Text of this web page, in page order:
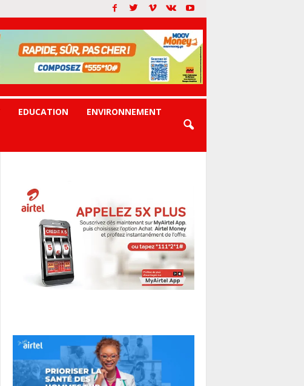
EDUCATION ENVIRONNEMENT